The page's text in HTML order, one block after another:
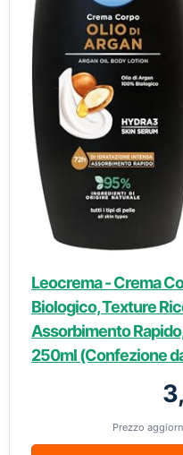
Leocrema - Crema
Biologico, Texture
Assorbimento
250ml (Confezione
Prezzo